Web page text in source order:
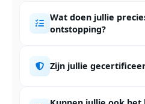
Wat doen jullie
ontstopping?
Zijn jullie